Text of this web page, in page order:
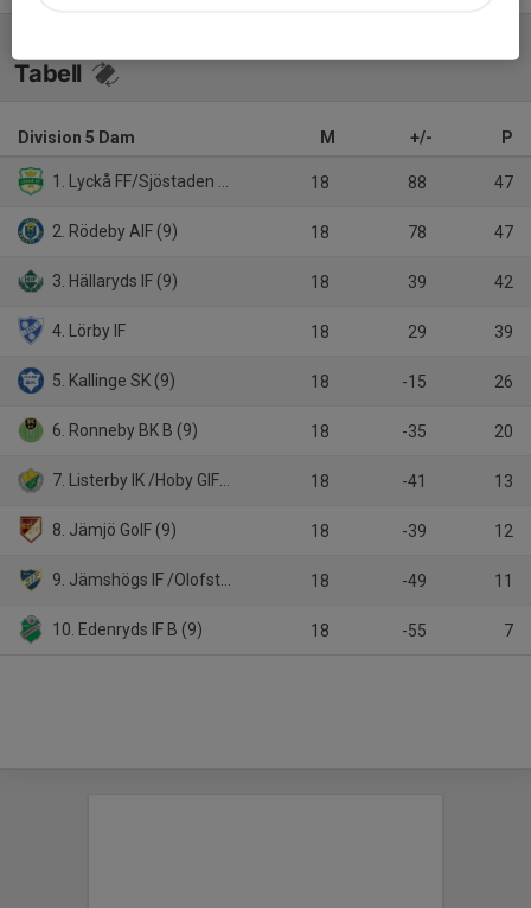
Tabell
Division 5 Dam M +/- P
1. Lyckå FF/Sjöstaden DFF Karlskrona 18 88 47
2. Rödeby AIF (9) 18 78 47
3. Hällaryds IF (9) 18 39 42
4. Lörby IF 18 29 39
5. Kallinge SK (9) 18 -15 26
6. Ronneby BK B (9) 18 -35 20
7. Listerby IK /Hoby GIF B (9) 18 -41 13
8. Jämjö GoIF (9) 18 -39 12
9. Jämshögs IF /Olofström IF (9) 18 -49 11
10. Edenryds IF B (9) 18 -55 7